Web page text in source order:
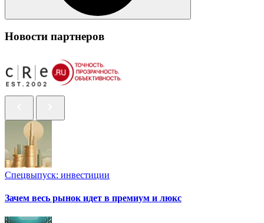
Новости партнеров
Спецвыпуск: инвестиции
Зачем весь рынок идет в премиум и люкс